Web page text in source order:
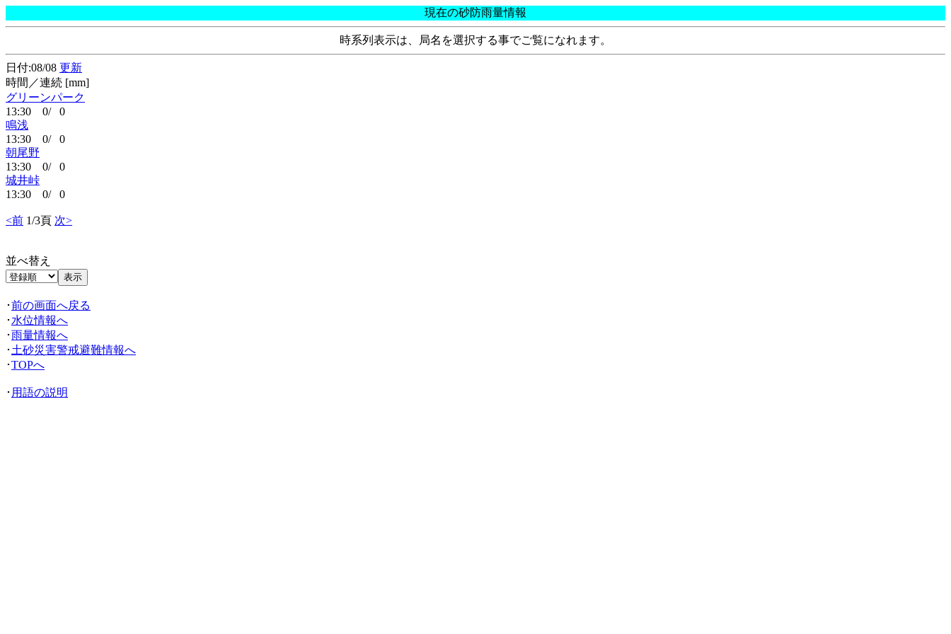
現在の砂防雨量情報
時系列表示は、局名を選択する事でご覧になれます。
日付:08/08 更新
時間／連続 [mm]
グリーンパーク
13:30 0/ 0
鳴浅
13:30 0/ 0
朝尾野
13:30 0/ 0
城井峠
13:30 0/ 0
<前 1/3頁 次>
並べ替え
･前の画面へ戻る
･ 水位情報へ
･雨量情報へ
･ 土砂災害警戒避難情報へ
･TOPへ
･ 用語の説明